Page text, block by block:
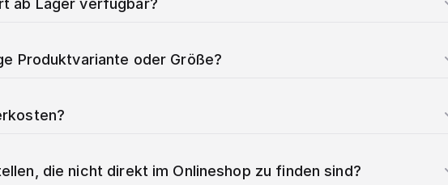
ab Lager verfügbar?
Produktvariante oder Größe?
die nicht direkt im Onlineshop zu finden sind?